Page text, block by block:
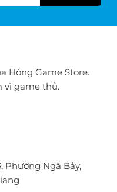
Hóng Game Store.
vì game thủ.
Phường Ngã Bảy,